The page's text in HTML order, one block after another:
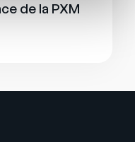
de la PXM